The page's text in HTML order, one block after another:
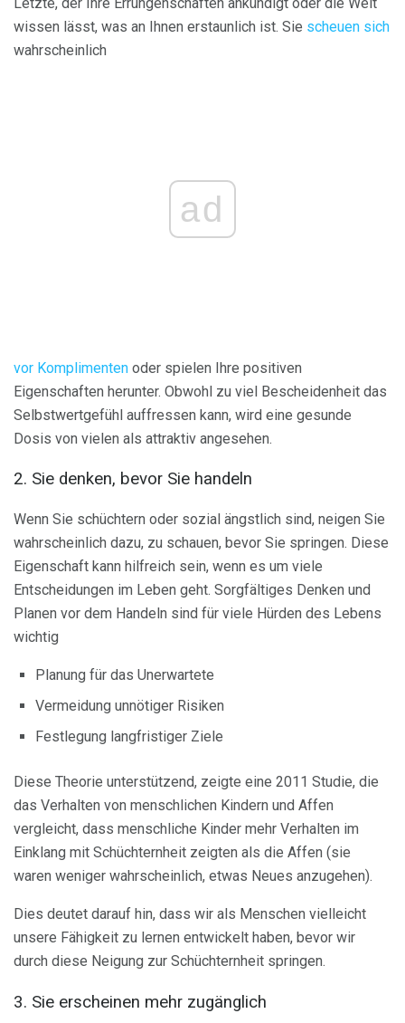
wissen lässt, was an Ihnen erstaunlich ist. Sie scheuen sich
wahrscheinlich
ad
vor Komplimenten oder spielen Ihre positiven
Eigenschaften herunter. Obwohl zu viel Bescheidenheit das
Selbstwertgefühl auffressen kann, wird eine gesunde
Dosis von vielen als attraktiv angesehen.
2. Sie denken, bevor Sie handeln
Wenn Sie schüchtern oder sozial ängstlich sind, neigen Sie
wahrscheinlich dazu, zu schauen, bevor Sie springen. Diese
Eigenschaft kann hilfreich sein, wenn es um viele
Entscheidungen im Leben geht. Sorgfältiges Denken und
Planen vor dem Handeln sind für viele Hürden des Lebens
wichtig
Planung für das Unerwartete
Vermeidung unnötiger Risiken
Festlegung langfristiger Ziele
Diese Theorie unterstützend, zeigte eine 2011 Studie, die
das Verhalten von menschlichen Kindern und Affen
vergleicht, dass menschliche Kinder mehr Verhalten im
Einklang mit Schüchternheit zeigten als die Affen (sie
waren weniger wahrscheinlich, etwas Neues anzugehen).
Dies deutet darauf hin, dass wir als Menschen vielleicht
unsere Fähigkeit zu lernen entwickelt haben, bevor wir
durch diese Neigung zur Schüchternheit springen.
3. Sie erscheinen mehr zugänglich